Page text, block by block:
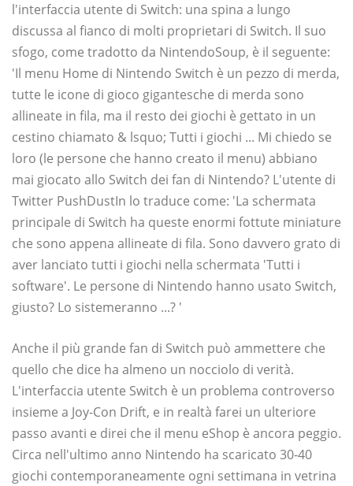
l'interfaccia utente di Switch: una spina a lungo
discussa al fianco di molti proprietari di Switch. Il suo
sfogo, come tradotto da NintendoSoup, è il seguente:
'Il menu Home di Nintendo Switch è un pezzo di merda,
tutte le icone di gioco gigantesche di merda sono
allineate in fila, ma il resto dei giochi è gettato in un
cestino chiamato & lsquo; Tutti i giochi ... Mi chiedo se
loro (le persone che hanno creato il menu) abbiano
mai giocato allo Switch dei fan di Nintendo? L'utente di
Twitter PushDustIn lo traduce come: 'La schermata
principale di Switch ha queste enormi fottute miniature
che sono appena allineate di fila. Sono davvero grato di
aver lanciato tutti i giochi nella schermata 'Tutti i
software'. Le persone di Nintendo hanno usato Switch,
giusto? Lo sistemeranno ...? '
Anche il più grande fan di Switch può ammettere che
quello che dice ha almeno un nocciolo di verità.
L'interfaccia utente Switch è un problema controverso
insieme a Joy-Con Drift, e in realtà farei un ulteriore
passo avanti e direi che il menu eShop è ancora peggio.
Circa nell'ultimo anno Nintendo ha scaricato 30-40
giochi contemporaneamente ogni settimana in vetrina